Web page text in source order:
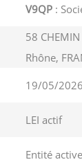
V9QP:
58
Rhône,
19/05/
LEI actif
Entité active